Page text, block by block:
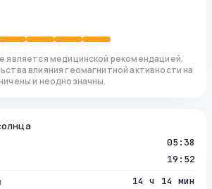
является медицинской рекомендацией.
влияния геомагнитной активности на
и неоднозначны.
05:38
19:52
14 ч 14 мин